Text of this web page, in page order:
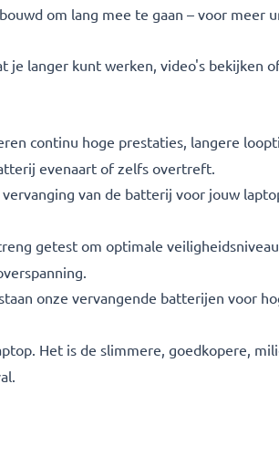
om lang mee te gaan – voor meer
langer kunt werken, video's bekijken
continu hoge prestaties, langere
evenaart of zelfs overtreft.
van de batterij voor jouw
getest om optimale
onze vervangende batterijen voor
Het is de slimmere, goedkopere,